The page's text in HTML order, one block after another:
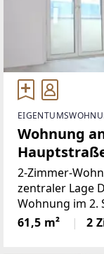
Wohnung
2-Zimmer-
zentraler Lage
Wohnung im 2.
befindet sich in
Hauptstraße
61,5 m² 2